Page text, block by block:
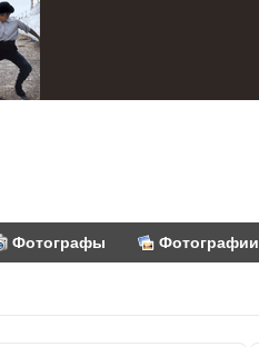
Фотографы Фотографии